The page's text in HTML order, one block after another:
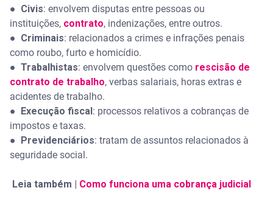
● Civis: envolvem disputas entre pessoas ou
instituições, contrato, indenizações, entre outros.
● Criminais: relacionados a crimes e infrações penais
como roubo, furto e homicídio.
● Trabalhistas: envolvem questões como rescisão de
contrato de trabalho, verbas salariais, horas extras e
acidentes de trabalho.
● Execução fiscal : processos relativos a cobranças de
impostos e taxas.
● Previdenciários: tratam de assuntos relacionados à
seguridade social.
Leia também | Como funciona uma cobrança judicial